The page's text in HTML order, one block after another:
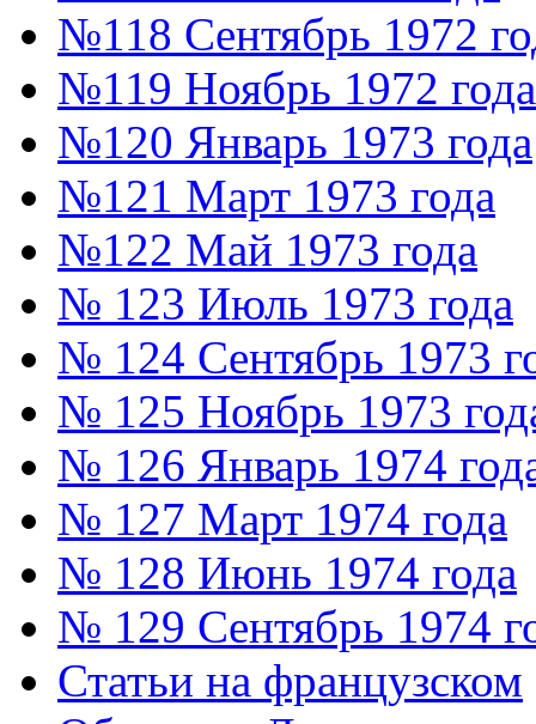
№118 Сентябрь 1972
№119 Ноябрь 1972 года
№120 Январь 1973 года
№121 Март 1973 года
№122 Май 1973 года
№ 123 Июль 1973 года
№ 124 Сентябрь 1973
№ 125 Ноябрь 1973
№ 126 Январь 1974
№ 127 Март 1974 года
№ 128 Июнь 1974 года
№ 129 Сентябрь 1974
Статьи на французском